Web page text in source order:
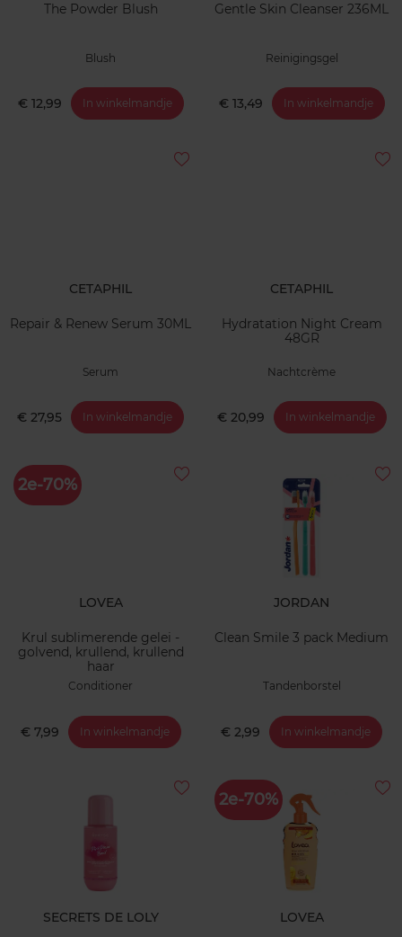
The Powder Blush
Blush
€ 12,99 In winkelmandje
Gentle Skin Cleanser 236ML
Reinigingsgel
€ 13,49 In winkelmandje
CETAPHIL
Repair & Renew Serum 30ML
Serum
€ 27,95 In winkelmandje
CETAPHIL
Hydratation Night Cream
48GR
Nachtcrème
€ 20,99 In winkelmandje
2e-70%
LOVEA
Krul sublimerende gelei -
golvend, krullend, krullend
haar
Conditioner
€ 7,99 In winkelmandje
JORDAN
Clean Smile 3 pack Medium
Tandenborstel
€ 2,99 In winkelmandje
SECRETS DE LOLY
2e-70%
LOVEA